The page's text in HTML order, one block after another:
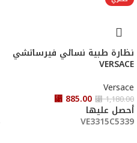
نظارة طبية نسائي فيرساتشي
VERSACE
Versace
⃁1,180.00
⃁ 885.00
أحصل عليها
VE3315C5339